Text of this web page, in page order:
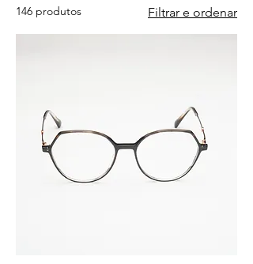
146 produtos Filtrar e ordenar